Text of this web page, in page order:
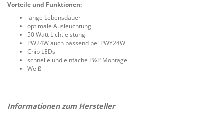
Vorteile und Funktionen:
lange Lebensdauer
optimale Ausleuchtung
50 Watt Lichtleistung
PW24W auch passend bei PWY24W
Chip LEDs
schnelle und einfache P&P Montage
Weiß